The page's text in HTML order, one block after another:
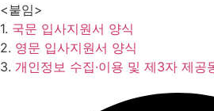
<붙임>
1. 국문 입사지원서 양식
2. 영문 입사지원서 양식
3. 개인정보 수집·이용 및 제3자 제공